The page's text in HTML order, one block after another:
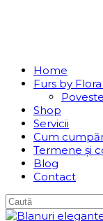
Home
Furs by
Shop
Servicii
Cum
Termene și
Blog
Contact